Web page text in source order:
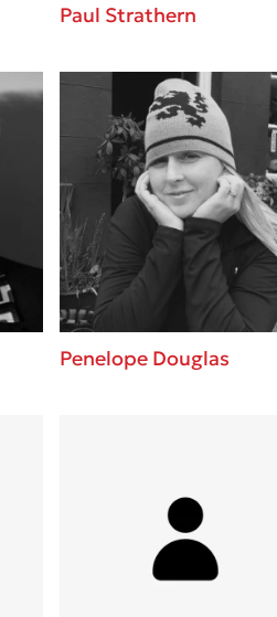
Paul Strathern
Penelope Douglas